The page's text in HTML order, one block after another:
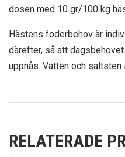
dosen med 10 gr/100 kg
Hästens foderbehov är
därefter, så att
uppnås. Vatten och
RELATERADE